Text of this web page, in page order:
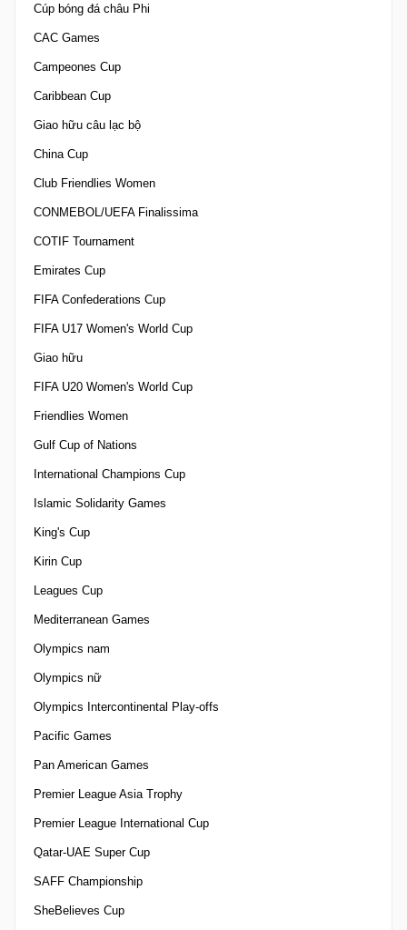
Cúp bóng đá châu Phi
CAC Games
Campeones Cup
Caribbean Cup
Giao hữu câu lạc bộ
China Cup
Club Friendlies Women
CONMEBOL/UEFA Finalissima
COTIF Tournament
Emirates Cup
FIFA Confederations Cup
FIFA U17 Women's World Cup
Giao hữu
FIFA U20 Women's World Cup
Friendlies Women
Gulf Cup of Nations
International Champions Cup
Islamic Solidarity Games
King's Cup
Kirin Cup
Leagues Cup
Mediterranean Games
Olympics nam
Olympics nữ
Olympics Intercontinental Play-offs
Pacific Games
Pan American Games
Premier League Asia Trophy
Premier League International Cup
Qatar-UAE Super Cup
SAFF Championship
SheBelieves Cup